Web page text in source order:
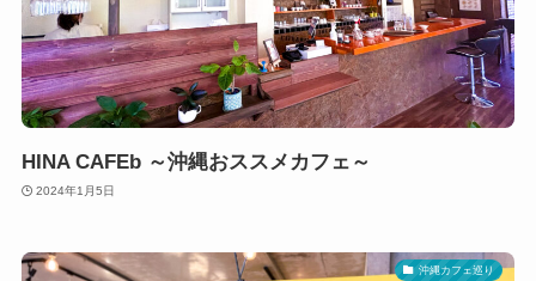
HINA CAFEb ～沖縄おススメカフェ～
2024年1月5日
沖縄カフェ巡り